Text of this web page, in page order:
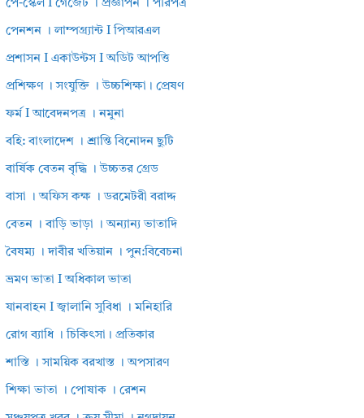
পে-স্কেল I গেজেট । প্রজ্ঞাপন । পরিপত্র
পেনশন । লাম্পগ্র্যান্ট I পিআরএল
প্রশাসন I একাউন্টস I অডিট আপত্তি
প্রশিক্ষণ । সংযুক্তি । উচ্চশিক্ষা। প্রেষণ
ফর্ম I আবেদনপত্র । নমুনা
বহি: বাংলাদেশ । শ্রান্তি বিনোদন ছুটি
বার্ষিক বেতন বৃদ্ধি । উচ্চতর গ্রেড
বাসা । অফিস কক্ষ । ডরমেটরী বরাদ্দ
বেতন । বাড়ি ভাড়া । অন্যান্য ভাতাদি
বৈষম্য । দাবীর খতিয়ান । পুন:বিবেচনা
ভ্রমণ ভাতা I অধিকাল ভাতা
যানবাহন I জ্বালানি সুবিধা । মনিহারি
রোগ ব্যাধি । চিকিৎসা। প্রতিকার
শাস্তি । সাময়িক বরখাস্ত । অপসারণ
শিক্ষা ভাতা । পোষাক । রেশন